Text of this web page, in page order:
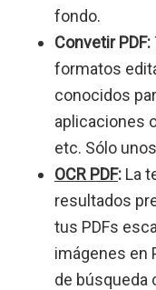
fondo.
Convetir PDF:
formatos
conocidos
aplicaciones
etc. Sólo
OCR PDF: La
resultados
tus PDFs
imágenes en
de búsqueda